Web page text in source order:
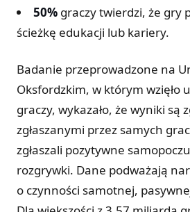
50% graczy twierdzi, że gry
ścieżkę edukacji lub kariery.
Badanie przeprowadzone na
Oksfordzkim, w którym wzięło
graczy, wykazało, że wyniki są
zgłaszanymi przez samych
zgłaszali pozytywne
rozgrywki. Dane podważają
o czynności samotnej,